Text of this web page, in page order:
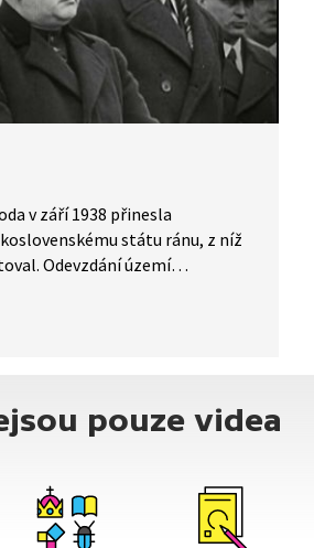
v září 1938 přinesla
státu ránu, z níž
Odevzdání území
pro Slovensko
filmu Blýskání pod Tatrami
pouze videa